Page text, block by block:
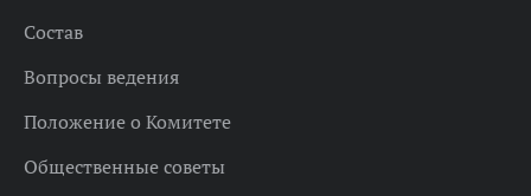
Состав
Вопросы ведения
Положение о Комитете
Общественные советы